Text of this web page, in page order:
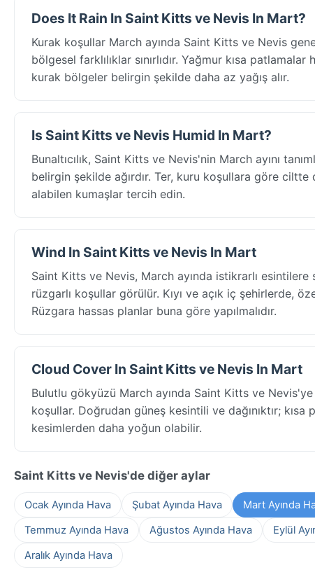
Does It Rain In Saint Kitts ve Nevis In Mart?
Kurak koşullar March ayında Saint Kitts ve Nevis
bölgesel farklılıklar sınırlıdır. Yağmur kısa
kurak bölgeler belirgin şekilde daha az yağış alır.
Is Saint Kitts ve Nevis Humid In Mart?
Bunaltıcılık, Saint Kitts ve Nevis'nin March ayını
belirgin şekilde ağırdır. Ter, kuru koşullara göre ciltte
alabilen kumaşlar tercih edin.
Wind In Saint Kitts ve Nevis In Mart
Saint Kitts ve Nevis, March ayında istikrarlı
rüzgarlı koşullar görülür. Kıyı ve açık iç şehirlerde,
Rüzgara hassas planlar buna göre yapılmalıdır.
Cloud Cover In Saint Kitts ve Nevis In Mart
Bulutlu gökyüzü March ayında Saint Kitts ve
koşullar. Doğrudan güneş kesintili ve dağınıktır;
kesimlerden daha yoğun olabilir.
Saint Kitts ve Nevis'de diğer aylar
Ocak Ayında Hava Şubat Ayında Hava Mart Ayında
Temmuz Ayında Hava
Ağustos Ayında Hava Eylül
Aralık Ayında Hava